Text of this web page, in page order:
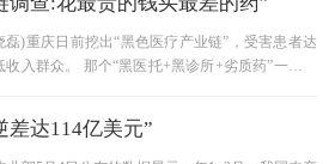
)重庆日前挖出“黑色医疗产业链”，受害患者达
入群众。 那个“黑医托+黑诊所+劣质药”一贯的
差达114亿美元”